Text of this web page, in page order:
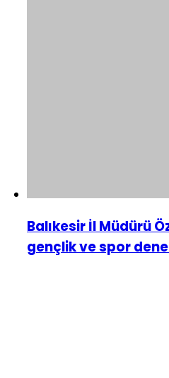
Balıkesir İl Müdürü
gençlik ve spor